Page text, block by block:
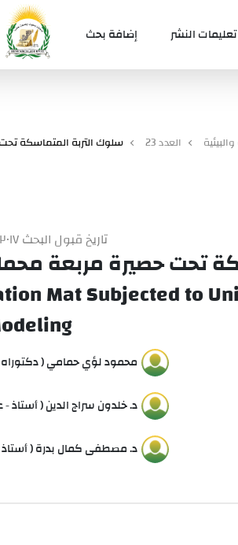
تعليمات النشر إضافة بحث
العدد 23 سلوك التربة المتماسكة
تاريخ قبول البحث ٢٠١٧ نوفمبر ٠٦
تحت حصيرة مربعة
Mat Subjected to
محمود لؤي حمامي (
د. خلدون سراج الدين ( أستاذ
د. مصطفى كمال بدرة (